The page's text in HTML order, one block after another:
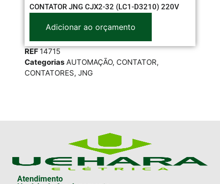
CONTATOR JNG CJX2-32 (LC1-D3210) 220V
Adicionar ao orçamento
REF14715
Categorias AUTOMAÇÃO, CONTATOR,
CONTATORES, JNG
Atendimento